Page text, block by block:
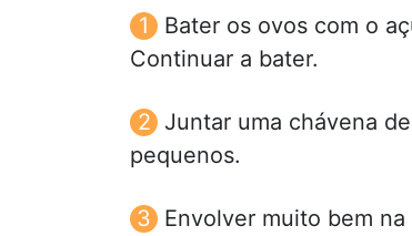
Bater os ovos com o
Continuar a bater.
Juntar uma chávena
pequenos.
Envolver muito bem